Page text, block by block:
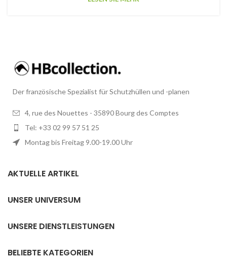
Der französische Spezialist für Schutzhüllen und -planen
4, rue des Nouettes - 35890 Bourg des Comptes
Tel: +33 02 99 57 51 25
Montag bis Freitag 9.00-19.00 Uhr
AKTUELLE ARTIKEL
UNSER UNIVERSUM
UNSERE DIENSTLEISTUNGEN
BELIEBTE KATEGORIEN